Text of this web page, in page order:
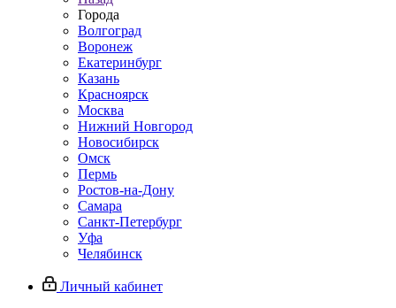
Города
Волгоград
Воронеж
Екатеринбург
Казань
Красноярск
Москва
Нижний Новгород
Новосибирск
Омск
Пермь
Ростов-на-Дону
Самара
Санкт-Петербург
Уфа
Челябинск
Личный кабинет